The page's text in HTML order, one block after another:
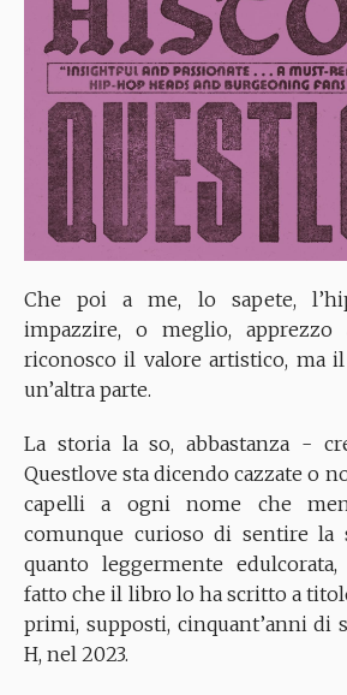
Che poi a me, lo sapete,
impazzire, o meglio, apprezzo
riconosco il valore artistico, ma
un’altra parte.
La storia la so, abbastanza -
Questlove sta dicendo cazzate o
capelli a ogni nome che
comunque curioso di sentire la
quanto leggermente
fatto che il libro lo ha scritto a
primi, supposti, cinquant’anni di
H, nel 2023.